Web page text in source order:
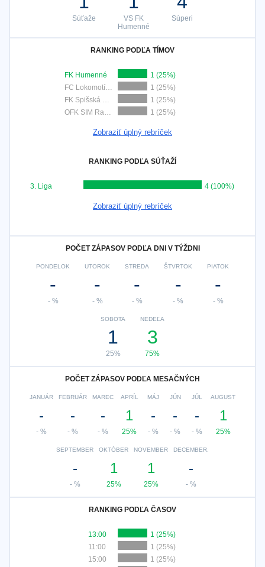
Súperi
VS FK
Humenné
Súťaže
RANKING PODĽA TÍMOV
FK Humenné
1 (25%)
FC Lokomotíva Košice
1 (25%)
FK Spišská Nová Ves
1 (25%)
OFK SIM Raslavice
1 (25%)
Zobraziť úplný rebríček
RANKING PODĽA SÚŤAŽÍ
3. Liga 4 (100%)
Zobraziť úplný rebríček
POČET ZÁPASOV PODĽA DNI V TÝŽDNI
PONDELOK
-
- %
UTOROK
-
- %
STREDA
-
- %
ŠTVRTOK
-
- %
PIATOK
-
- %
SOBOTA
1
25%
NEDEĽA
3
75%
POČET ZÁPASOV PODĽA MESAČNÝCH
JANUÁR
-
- %
FEBRUÁR
-
- %
MAREC
-
- %
APRÍL
1
25%
MÁJ
-
- %
JÚN
-
- %
JÚL
-
- %
AUGUST
1
25%
SEPTEMBER
-
- %
OKTÓBER
1
25%
NOVEMBER
1
25%
DECEMBER.
-
- %
RANKING PODĽA ČASOV
13:00
1 (25%)
11:00
1 (25%)
15:00
1 (25%)